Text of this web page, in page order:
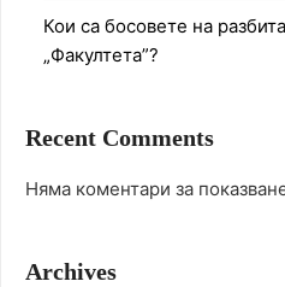
Кои са босовете на
„Факултета”?
Recent Comments
Няма коментари за
Archives